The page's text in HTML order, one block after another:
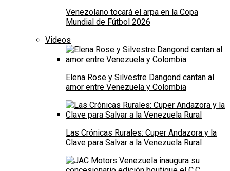
Venezolano tocará el arpa en la Copa
Mundial de Fútbol 2026
Videos
Elena Rose y Silvestre Dangond cantan al
amor entre Venezuela y Colombia
Las Crónicas Rurales: Cuper Andazora y la
Clave para Salvar a la Venezuela Rural